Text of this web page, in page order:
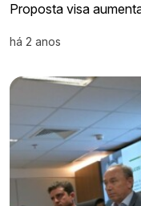
Proposta visa
há 2 anos